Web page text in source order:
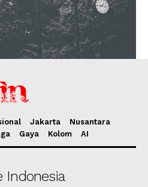
Jakarta
Nusantara
Gaya Kolom AI
Indonesia